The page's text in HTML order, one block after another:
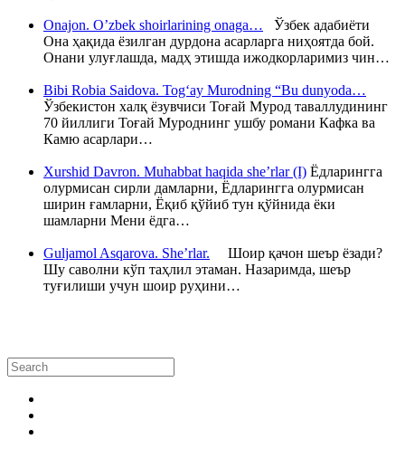
Onajon. O’zbek shoirlarining onaga… Ўзбек адабиёти
Она ҳақида ёзилган дурдона асарларга ниҳоятда бой.
Онани улуғлашда, мадҳ этишда ижодкорларимиз чин…
Bibi Robia Saidova. Tog‘ay Murodning “Bu dunyoda…
Ўзбекистон халқ ёзувчиси Тоғай Мурод таваллудининг
70 йиллиги Тоғай Муроднинг ушбу романи Кафка ва
Камю асарлари…
Xurshid Davron. Muhabbat haqida she’rlar (I) Ёдларингга
олурмисан сирли дамларни, Ёдларингга олурмисан
ширин ғамларни, Ёқиб қўйиб тун қўйнида ёки
шамларни Мени ёдга…
Guljamol Asqarova. She’rlar. Шоир қачон шеър ёзади?
Шу саволни кўп таҳлил этаман. Назаримда, шеър
туғилиши учун шоир руҳини…